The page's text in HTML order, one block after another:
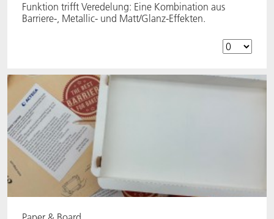
Funktion trifft Veredelung: Eine Kombination aus
Barriere-, Metallic- und Matt/Glanz-Effekten.